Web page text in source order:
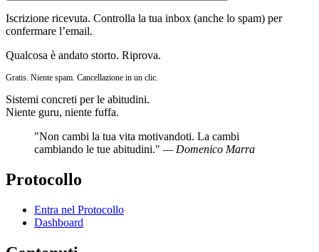
Iscrizione ricevuta. Controlla la tua inbox (anche lo spam) per
confermare l’email.
Qualcosa è andato storto. Riprova.
Gratis. Niente spam. Cancellazione in un clic.
Sistemi concreti per le abitudini.
Niente guru, niente fuffa.
"Non cambi la tua vita motivandoti. La cambi
cambiando le tue abitudini." — Domenico Marra
Protocollo
Entra nel Protocollo
Dashboard